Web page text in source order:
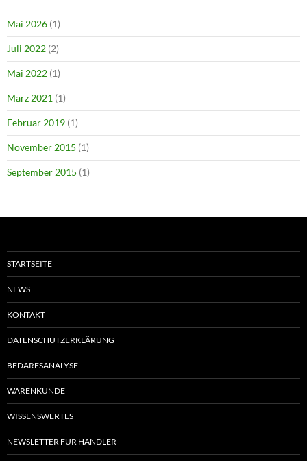
Mai 2026 (1)
Juli 2022 (2)
Mai 2022 (1)
März 2021 (1)
Februar 2019 (1)
November 2015 (1)
September 2015 (1)
STARTSEITE
NEWS
KONTAKT
DATENSCHUTZERKLÄRUNG
BEDARFSANALYSE
WARENKUNDE
WISSENSWERTES
NEWSLETTER FÜR HÄNDLER